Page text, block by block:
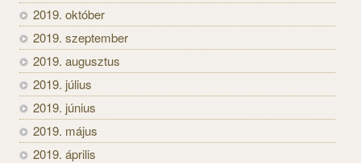
2019. október
2019. szeptember
2019. augusztus
2019. július
2019. június
2019. május
2019. április